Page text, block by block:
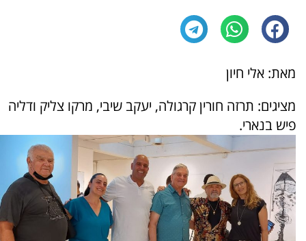
מאת: אלי חיון
מציגים: תרזה חורין קרגולה, יעקב שיבי, מרקו צליק ודליה
פיש בנארי.